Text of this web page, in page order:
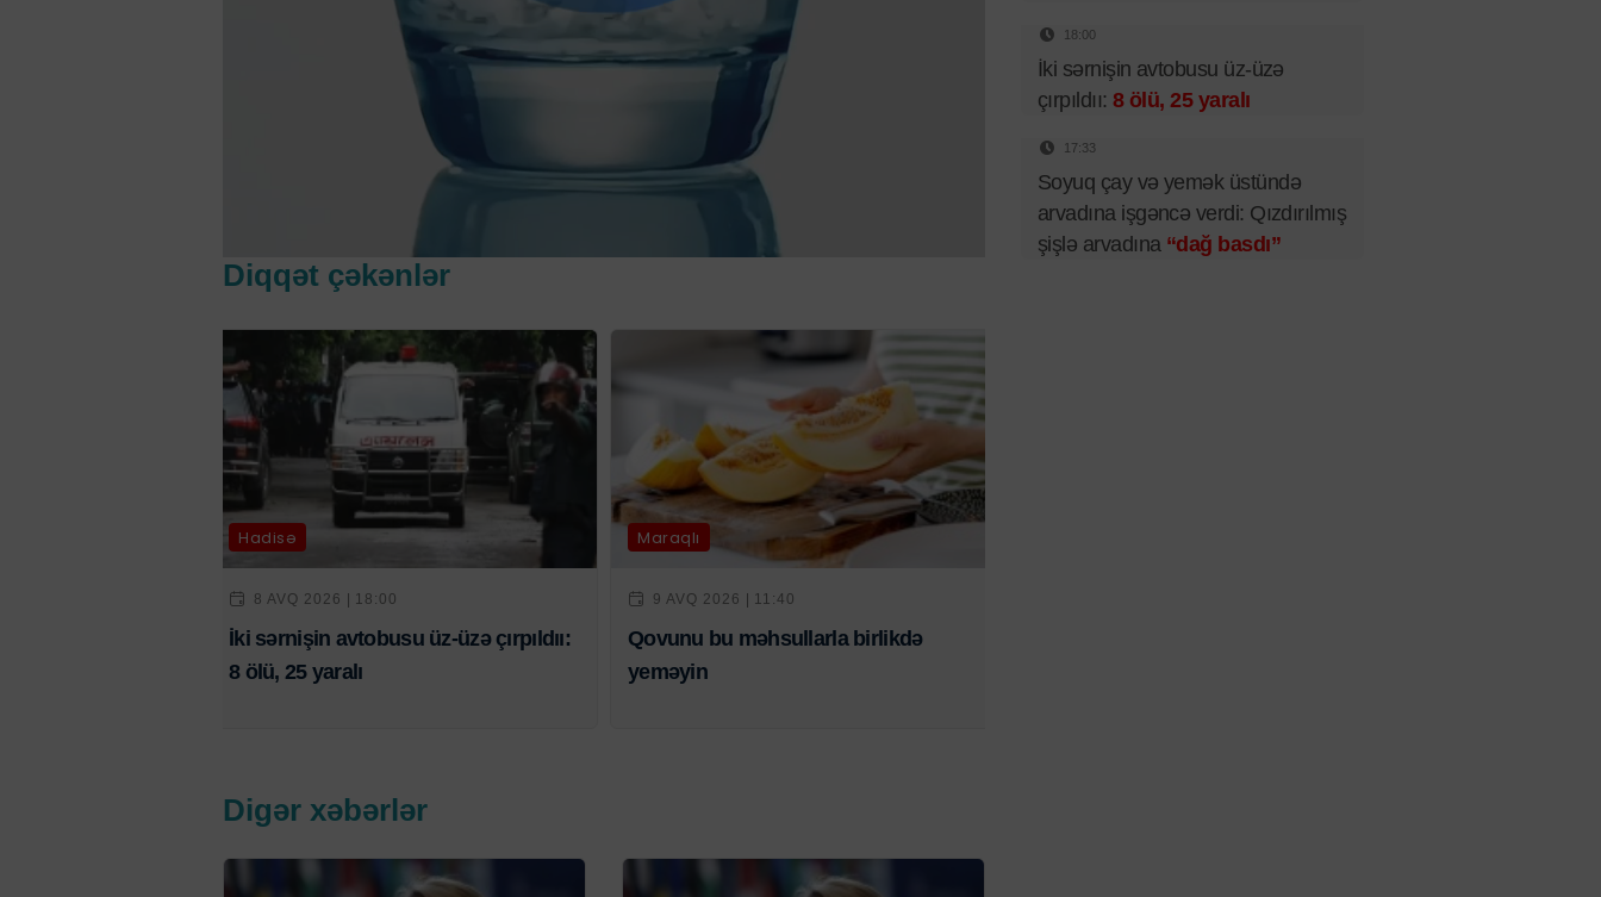
Diqqət çəkənlər
Hadisə
8 AVQ 2026 | 18:00
İki sərnişin avtobusu üz-üzə çırpıldıı:
8 ölü, 25 yaralı
Maraqlı
9 AVQ 2026 | 11:40
Qovunu bu məhsullarla birlikdə
yeməyin
Digər xəbərlər
18:00
İki sərnişin avtobusu üz-üzə
çırpıldıı:8 ölü, 25 yaralı
17:33
Soyuq çay və yemək üstündə
arvadına işgəncə verdi: Qızdırılmış
şişlə arvadına “dağ basdı”